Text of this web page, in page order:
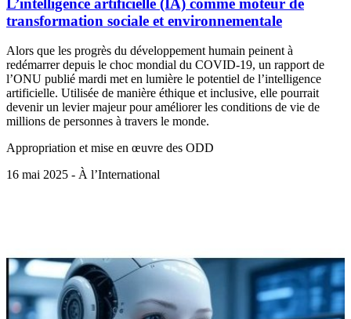
transformation sociale et environnementale
Alors que les progrès du développement humain peinent à
redémarrer depuis le choc mondial du COVID-19, un rapport de
l’ONU publié mardi met en lumière le potentiel de l’intelligence
artificielle. Utilisée de manière éthique et inclusive, elle pourrait
devenir un levier majeur pour améliorer les conditions de vie de
millions de personnes à travers le monde.
Appropriation et mise en œuvre des ODD
16 mai 2025 - À l’International